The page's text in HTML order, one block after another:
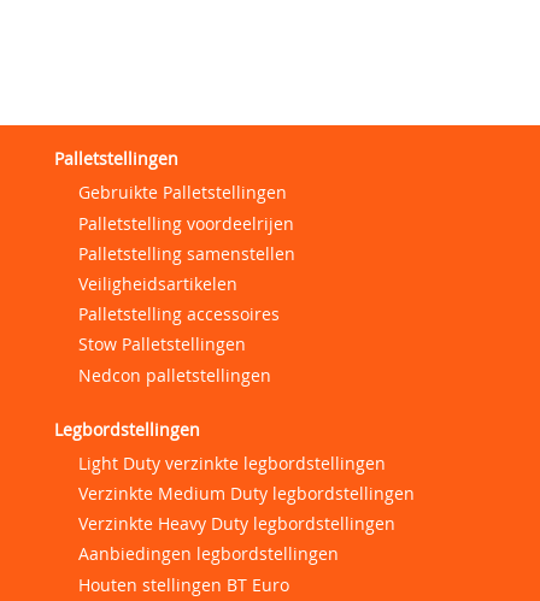
Palletstellingen
Gebruikte Palletstellingen
Palletstelling voordeelrijen
Palletstelling samenstellen
Veiligheidsartikelen
Palletstelling accessoires
Stow Palletstellingen
Nedcon palletstellingen
Legbordstellingen
Light Duty verzinkte legbordstellingen
Verzinkte Medium Duty legbordstellingen
Verzinkte Heavy Duty legbordstellingen
Aanbiedingen legbordstellingen
Houten stellingen BT Euro